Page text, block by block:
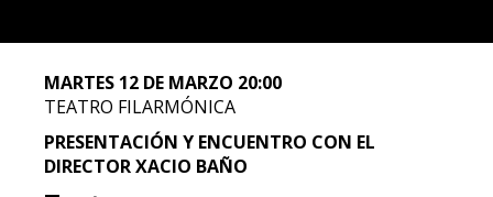
MARTES 12 DE MARZO 20:00
TEATRO FILARMÓNICA
PRESENTACIÓN Y ENCUENTRO CON EL
DIRECTOR XACIO BAÑO